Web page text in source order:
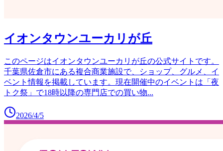
イオンタウンユーカリが丘
このページはイオンタウンユーカリが丘の公式サイトです。
千葉県佐倉市にある複合商業施設で、ショップ、グルメ、イ
ベント情報を掲載しています。現在開催中のイベントは「夜
トク祭」で18時以降の専門店での買い物...
2026/4/5